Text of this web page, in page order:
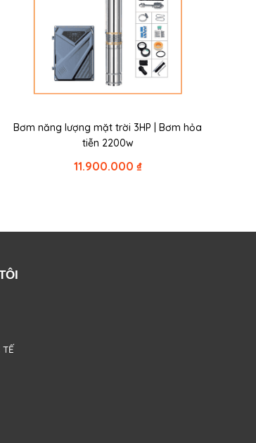
Bơm năng lượng mặt trời 3HP | Bơm hỏa
tiễn 2200w
11.900.000 ₫